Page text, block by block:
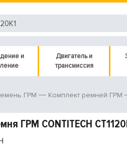
и
Двигатель и
трансмиссия
ГРМ Комплект ремней ГРМ
ГРМ CONTITECH